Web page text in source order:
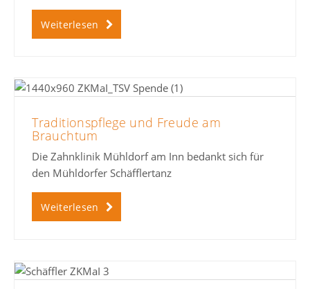
Weiterlesen
Traditionspflege und Freude am
Brauchtum
Die Zahnklinik Mühldorf am Inn bedankt sich für
den Mühldorfer Schäfflertanz
Weiterlesen